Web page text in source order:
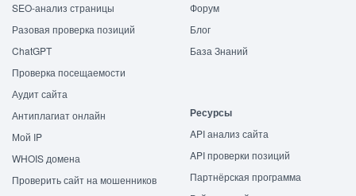
SEO-анализ страницы
Разовая проверка позиций
ChatGPT
Проверка посещаемости
Аудит сайта
Антиплагиат онлайн
Мой IP
WHOIS домена
Проверить сайт на мошенников
Форум
Блог
База Знаний
Ресурсы
API анализ сайта
API проверки позиций
Партнёрская программа